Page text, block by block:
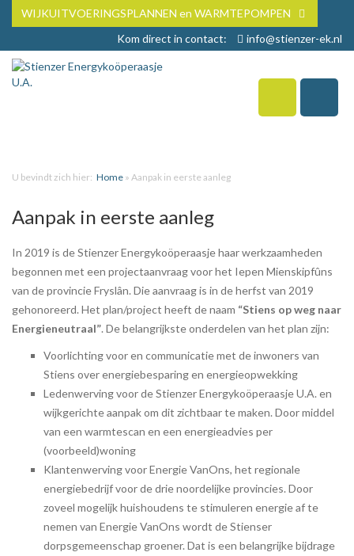
WIJKUITVOERINGSPLANNEN en WARMTEPOMPEN
Kom direct in contact:
info@stienzer-ek.nl
U bevindt zich hier: Home » Aanpak in eerste aanleg
Aanpak in eerste aanleg
In 2019 is de Stienzer Energykoöperaasje haar werkzaamheden
begonnen met een projectaanvraag voor het Iepen Mienskipfûns
van de provincie Fryslân. Die aanvraag is in de herfst van 2019
gehonoreerd. Het plan/project heeft de naam “Stiens op weg naar
Energieneutraal”. De belangrijkste onderdelen van het plan zijn:
Voorlichting voor en communicatie met de inwoners van
Stiens over energiebesparing en energieopwekking
Ledenwerving voor de Stienzer Energykoöperaasje U.A. en
wijkgerichte aanpak om dit zichtbaar te maken. Door middel
van een warmtescan en een energieadvies per
(voorbeeld)woning
Klantenwerving voor Energie VanOns, het regionale
energiebedrijf voor de drie noordelijke provincies. Door
zoveel mogelijk huishoudens te stimuleren energie af te
nemen van Energie VanOns wordt de Stienser
dorpsgemeenschap groener. Dat is een belangrijke bijdrage